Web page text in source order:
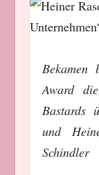
Bekamen
Award
Bastards
und
Schindler